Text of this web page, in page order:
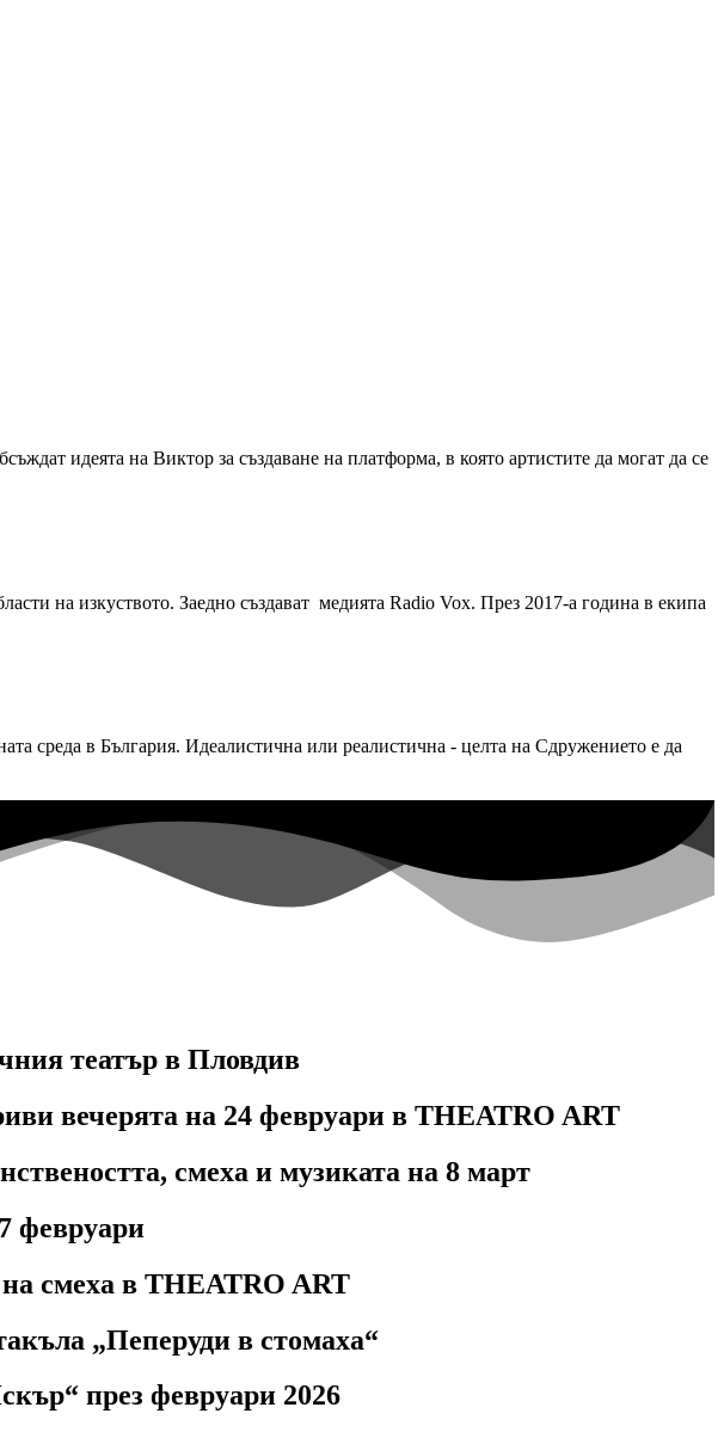
идеята на Виктор за създаване на платформа, в която артистите да могат да се
на изкуството. Заедно създават медията Radio Vox. През 2017-а година в екипа
среда в България. Идеалистична или реалистична - целта на Сдружението е да
театър в Пловдив
вечерята на 24 февруари в THEATRO ART
смеха и музиката на 8 март
февруари
смеха в THEATRO ART
„Пеперуди в стомаха“
през февруари 2026